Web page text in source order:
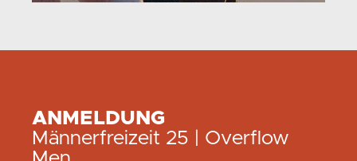
ANMELDUNG
Männerfreizeit 25 | Overflow